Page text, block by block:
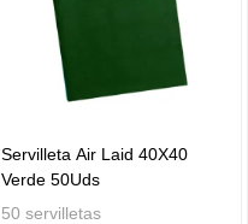
Servilleta Air Laid 40X40
Verde 50Uds
50 servilletas